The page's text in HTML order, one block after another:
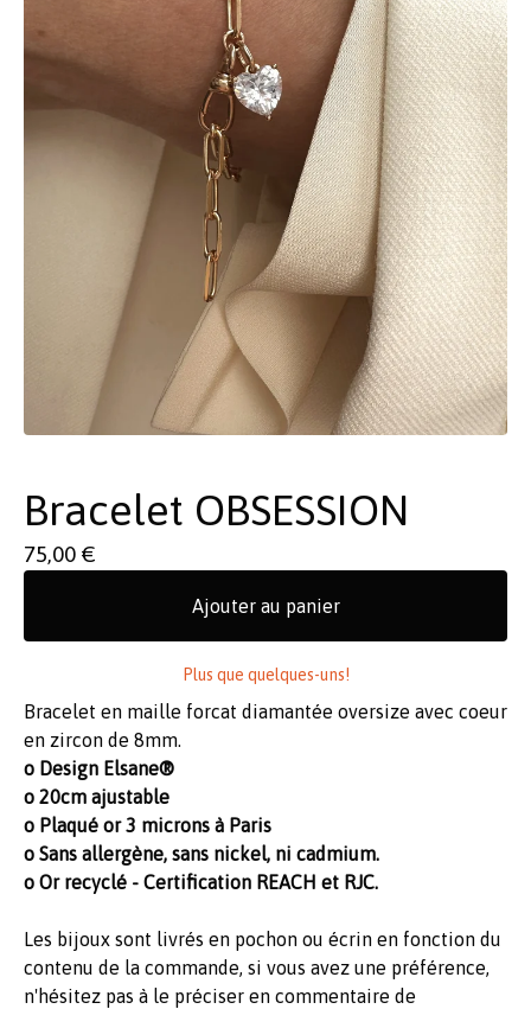
Bracelet OBSESSION
75,00 €
Ajouter au panier
Plus que quelques-uns!
Bracelet en maille forcat diamantée oversize avec coeur
en zircon de 8mm.
o Design Elsane®
o 20cm ajustable
o Plaqué or 3 microns à Paris
o Sans allergène, sans nickel, ni cadmium.
o Or recyclé - Certification REACH et RJC.
Les bijoux sont livrés en pochon ou écrin en fonction du
contenu de la commande, si vous avez une préférence,
n'hésitez pas à le préciser en commentaire de